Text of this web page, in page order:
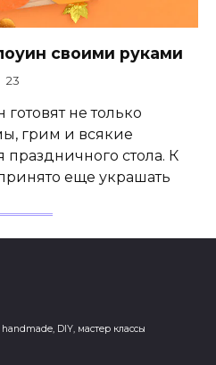
своими руками
23
не только
грим и всякие
стола. К
еще украшать
DIY, мастер классы